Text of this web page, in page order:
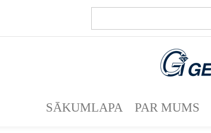
SĀKUMLAPA PAR MUMS